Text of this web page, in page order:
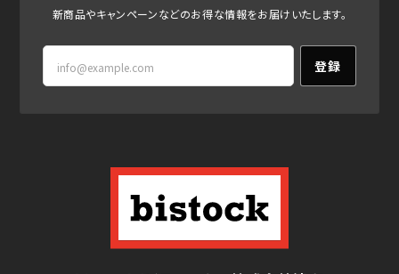
新商品やキャンペーンなどのお得な情報をお届けいたします。
登録